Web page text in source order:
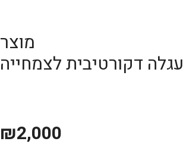
מוצר
עגלה דקורטיבית לצמחייה
₪2,000